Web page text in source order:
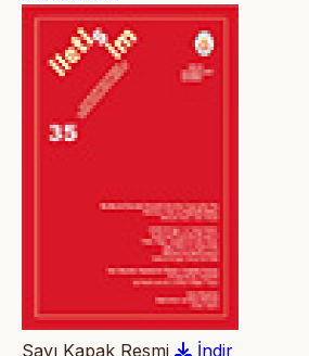
Sayı Kapak Resmi
İndir